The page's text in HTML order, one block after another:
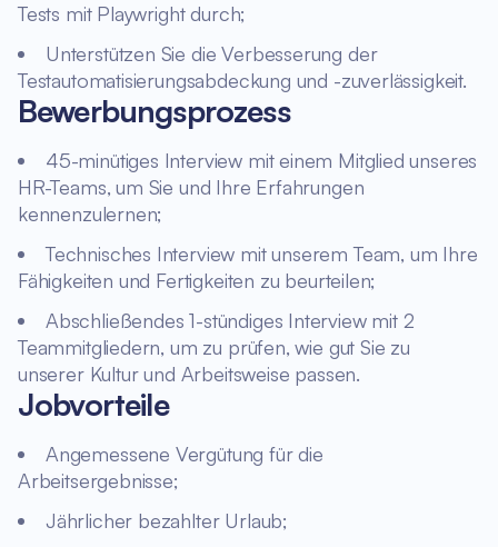
Tests mit Playwright durch;
Unterstützen Sie die Verbesserung der
Testautomatisierungsabdeckung und -zuverlässigkeit.
Bewerbungsprozess
45-minütiges Interview mit einem Mitglied unseres
HR-Teams, um Sie und Ihre Erfahrungen
kennenzulernen;
Technisches Interview mit unserem Team, um Ihre
Fähigkeiten und Fertigkeiten zu beurteilen;
Abschließendes 1-stündiges Interview mit 2
Teammitgliedern, um zu prüfen, wie gut Sie zu
unserer Kultur und Arbeitsweise passen.
Jobvorteile
Angemessene Vergütung für die
Arbeitsergebnisse;
Jährlicher bezahlter Urlaub;